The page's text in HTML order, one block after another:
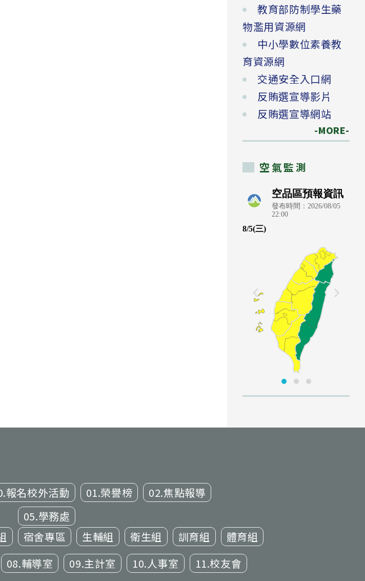
教育部防制學生藥
物濫用資源網
中小學數位素養教
育資源網
交通安全入口網
反賄選宣導影片
反賄選宣導網站
-MORE-
空氣監測
報名校外活動 01.榮譽榜
02.焦點報導
05.學務處
宿舍專區
生輔組 衛生組 訓育組
體育組
08.輔導室 09.主計室 10.人事室 11.校友會